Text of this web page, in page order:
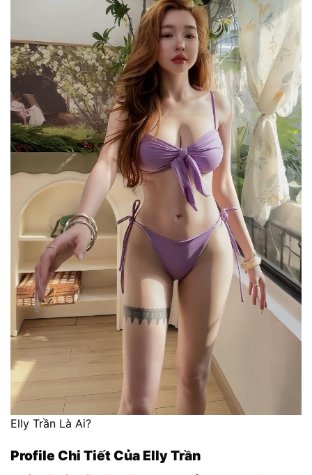
Elly Trần Là Ai?
Profile Chi Tiết Của Elly Trần